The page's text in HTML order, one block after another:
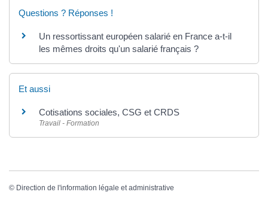
Questions ? Réponses !
Un ressortissant européen salarié en France a-t-il
les mêmes droits qu'un salarié français ?
Et aussi
Cotisations sociales, CSG et CRDS
Travail - Formation
© Direction de l'information légale et administrative